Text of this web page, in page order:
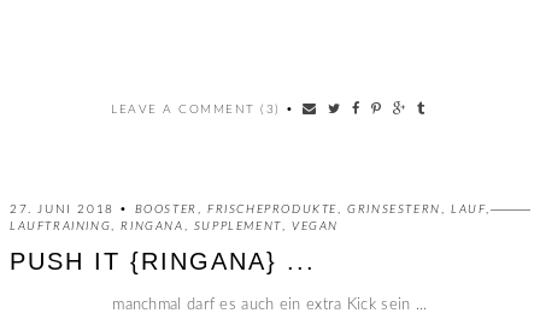
LEAVE A COMMENT (3) •
27. JUNI 2018 • BOOSTER ,FRISCHEPRODUKTE ,GRINSESTERN ,LAUF ,
LAUFTRAINING
,RINGANA SUPPLEMENT ,VEGAN
PUSH IT {RINGANA} ...
manchmal darf es auch ein extra Kick sein ...